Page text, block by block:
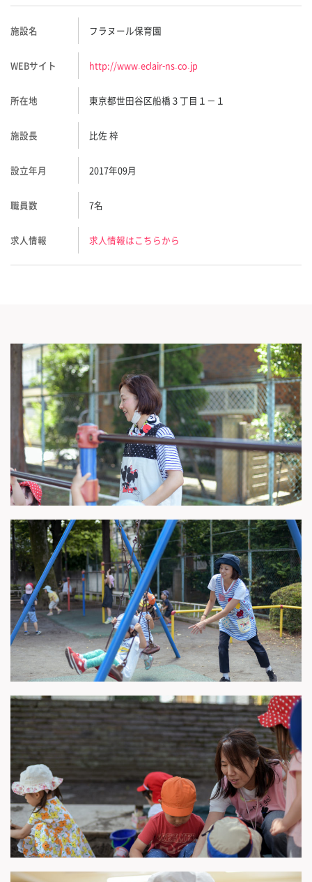
施設名 フラヌール保育園
WEBサイト http://www.eclair-ns.co.jp
所在地 東京都世田谷区船橋３丁目１－１
施設長 比佐 梓
設立年月 2017年09月
職員数 7名
求人情報 求人情報はこちらから